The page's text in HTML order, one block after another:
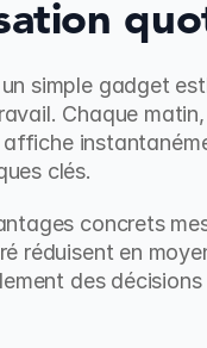
simple gadget
Chaque
clés.
concrets
réduisent en
des